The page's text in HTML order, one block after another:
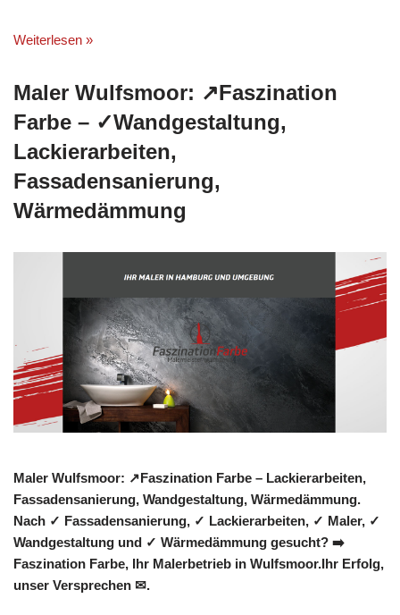
Weiterlesen »
Maler Wulfsmoor: ↗️Faszination
Farbe – ✓Wandgestaltung,
Lackierarbeiten,
Fassadensanierung,
Wärmedämmung
Maler Wulfsmoor: ↗️Faszination Farbe – Lackierarbeiten,
Fassadensanierung, Wandgestaltung, Wärmedämmung.
Nach ✓ Fassadensanierung, ✓ Lackierarbeiten, ✓ Maler, ✓
Wandgestaltung und ✓ Wärmedämmung gesucht? ➡️
Faszination Farbe, Ihr Malerbetrieb in Wulfsmoor.Ihr Erfolg,
unser Versprechen ✉.